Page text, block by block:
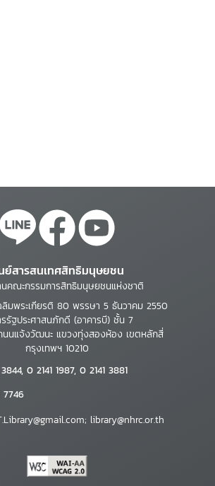
ย์สารสนเทศสิทธิมนุษยชน
คณะกรรมการสิทธิมนุษยชนแห่งชาติ
ลิมพระเกียรติ 80 พรรษา 5 ธันวาคม 2550
รรัฐประศาสนภักดี (อาคารบี) ชั้น 7
นแจ้งวัฒนะ แขวงทุ่งสองห้อง เขตหลักสี่
กรุงเทพฯ 10210
0 2141 1987, 0 2141 3881
7746
library@nhrc.or.th